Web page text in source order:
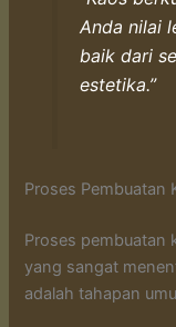
Anda nilai
baik dari
estetika.”
Proses Pembuatan
Proses pembuatan
yang sangat
adalah tahapan